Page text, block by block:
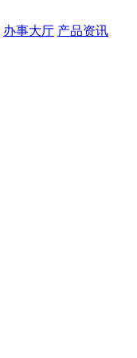
办事大厅 产品资讯